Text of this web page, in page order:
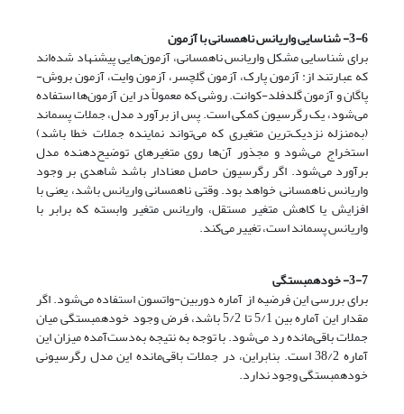
3-6- شناسایی واریانس ناهمسانی با آزمون
برای شناسایی مشکل واریانس ناهمسانی، آزمون‌هایی پیشنهاد شده‌اند
که عبارتند از: آزمون پارک، آزمون گلچسر، آزمون وایت، آزمون بروش-
پاگان و آزمون گلدفلد-کوانت. روشی که معمولاً در این آزمون‌ها استفاده
می‌شود، یک رگرسیون کمکی است. پس از برآورد مدل، جملات پسماند
(به‌منزله نزدیک‌ترین متغیری که می‌تواند نماینده جملات خطا باشد)
استخراج می‌شود و مجذور آن‌ها روی متغیرهای توضیح‌دهنده مدل
برآورد می‌شود. اگر رگرسیون حاصل معنادار باشد شاهدی بر وجود
واریانس ناهمسانی خواهد بود. وقتی ناهمسانی واریانس باشد، یعنی با
افزایش یا کاهش متغیر مستقل، واریانس متغیر وابسته که برابر با
واریانس پسماند است، تغییر می‌کند.
3-7- خودهمبستگی
برای بررسی این فرضیه از آماره دوربین-واتسون استفاده می‌شود. اگر
مقدار این آماره بین 5/1 تا 5/2 باشد، فرض وجود خودهمبستگی میان
جملات باقی‌مانده رد می‌شود. با توجه به نتیجه به‌دست‌آمده میزان این
آماره 38/2 است. بنابراین، در جملات باقی‌مانده این مدل رگرسیونی
خودهمبستگی وجود ندارد.